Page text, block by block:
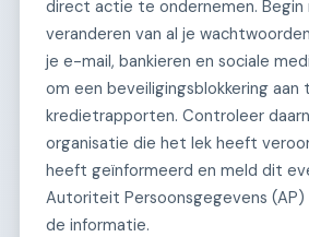
direct actie te ondernemen.
veranderen van al je
je e-mail, bankieren en sociale
om een beveiligingsblokkering aan
kredietrapporten. Controleer
organisatie die het lek heeft
heeft geïnformeerd en meld dit
Autoriteit Persoonsgegevens
de informatie.